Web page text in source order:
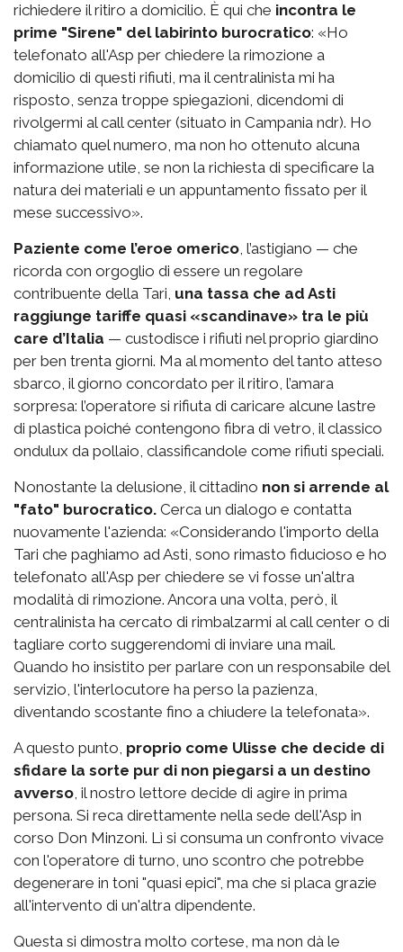
richiedere il ritiro a domicilio. È qui che incontra le
prime "Sirene" del labirinto burocratico: «Ho
telefonato all'Asp per chiedere la rimozione a
domicilio di questi rifiuti, ma il centralinista mi ha
risposto, senza troppe spiegazioni, dicendomi di
rivolgermi al call center (situato in Campania ndr). Ho
chiamato quel numero, ma non ho ottenuto alcuna
informazione utile, se non la richiesta di specificare la
natura dei materiali e un appuntamento fissato per il
mese successivo».
Paziente come l’eroe omerico, l’astigiano — che
ricorda con orgoglio di essere un regolare
contribuente della Tari, una tassa che ad Asti
raggiunge tariffe quasi «scandinave» tra le più
care d’Italia — custodisce i rifiuti nel proprio giardino
per ben trenta giorni. Ma al momento del tanto atteso
sbarco, il giorno concordato per il ritiro, l’amara
sorpresa: l’operatore si rifiuta di caricare alcune lastre
di plastica poiché contengono fibra di vetro, il classico
ondulux da pollaio, classificandole come rifiuti speciali.
Nonostante la delusione, il cittadino non si arrende al
"fato" burocratico. Cerca un dialogo e contatta
nuovamente l'azienda: «Considerando l'importo della
Tari che paghiamo ad Asti, sono rimasto fiducioso e ho
telefonato all'Asp per chiedere se vi fosse un'altra
modalità di rimozione. Ancora una volta, però, il
centralinista ha cercato di rimbalzarmi al call center o di
tagliare corto suggerendomi di inviare una mail.
Quando ho insistito per parlare con un responsabile del
servizio, l'interlocutore ha perso la pazienza,
diventando scostante fino a chiudere la telefonata».
A questo punto, proprio come Ulisse che decide di
sfidare la sorte pur di non piegarsi a un destino
avverso, il nostro lettore decide di agire in prima
persona. Si reca direttamente nella sede dell'Asp in
corso Don Minzoni. Lì si consuma un confronto vivace
con l'operatore di turno, uno scontro che potrebbe
degenerare in toni "quasi epici", ma che si placa grazie
all'intervento di un'altra dipendente.
Questa si dimostra molto cortese, ma non dà le